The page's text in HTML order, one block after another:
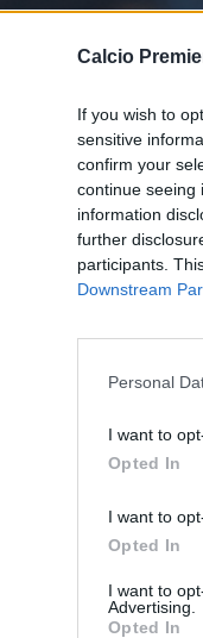
Calcio
If you wish to
sensitive
confirm your
continue seeing
information
further
participants.
Downstream
Personal
I want to
Opted In
I want to
Opted In
I want to
Advertising.
Opted In